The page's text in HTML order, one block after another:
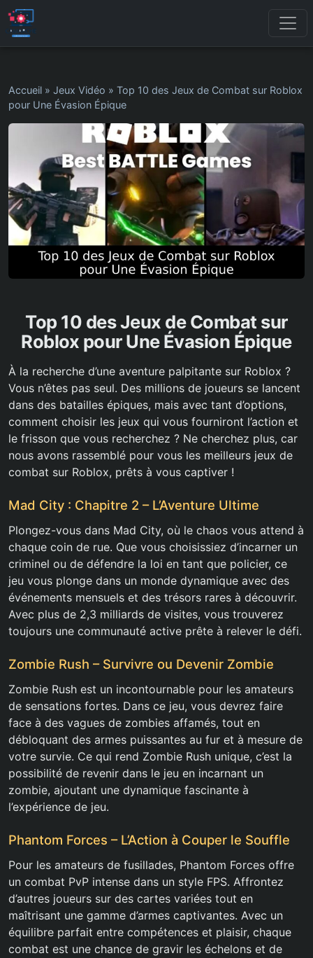
Accueil » Jeux Vidéo » Top 10 des Jeux de Combat sur Roblox
pour Une Évasion Épique
Top 10 des Jeux de Combat sur
Roblox pour Une Évasion Épique
À la recherche d’une aventure palpitante sur Roblox ?
Vous n’êtes pas seul. Des millions de joueurs se lancent
dans des batailles épiques, mais avec tant d’options,
comment choisir les jeux qui vous fourniront l’action et
le frisson que vous recherchez ? Ne cherchez plus, car
nous avons rassemblé pour vous les meilleurs jeux de
combat sur Roblox, prêts à vous captiver !
Mad City : Chapitre 2 – L’Aventure Ultime
Plongez-vous dans Mad City, où le chaos vous attend à
chaque coin de rue. Que vous choisissiez d’incarner un
criminel ou de défendre la loi en tant que policier, ce
jeu vous plonge dans un monde dynamique avec des
événements mensuels et des trésors rares à découvrir.
Avec plus de 2,3 milliards de visites, vous trouverez
toujours une communauté active prête à relever le défi.
Zombie Rush – Survivre ou Devenir Zombie
Zombie Rush est un incontournable pour les amateurs
de sensations fortes. Dans ce jeu, vous devrez faire
face à des vagues de zombies affamés, tout en
débloquant des armes puissantes au fur et à mesure de
votre survie. Ce qui rend Zombie Rush unique, c’est la
possibilité de revenir dans le jeu en incarnant un
zombie, ajoutant une dynamique fascinante à
l’expérience de jeu.
Phantom Forces – L’Action à Couper le Souffle
Pour les amateurs de fusillades, Phantom Forces offre
un combat PvP intense dans un style FPS. Affrontez
d’autres joueurs sur des cartes variées tout en
maîtrisant une gamme d’armes captivantes. Avec un
équilibre parfait entre compétences et plaisir, chaque
combat est une chance de gravir les échelons et de